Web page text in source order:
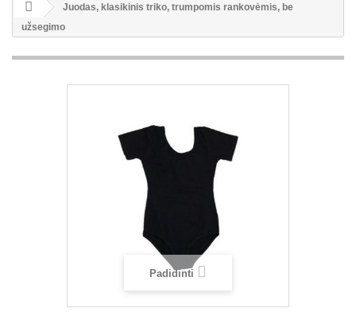
Juodas, klasikinis triko, trumpomis rankovėmis, be
užsegimo
Padidinti